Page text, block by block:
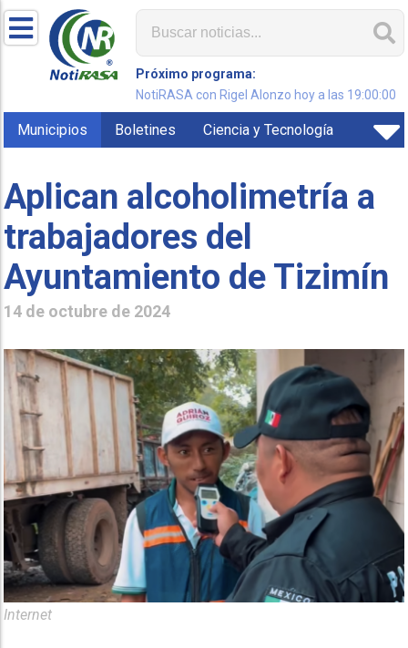
Próximo programa:
NotiRASA con Rigel Alonzo hoy a las 19:00:00
Municipios Boletines Ciencia y Tecnología
Aplican alcoholimetría a
trabajadores del
Ayuntamiento de Tizimín
14 de octubre de 2024
Internet